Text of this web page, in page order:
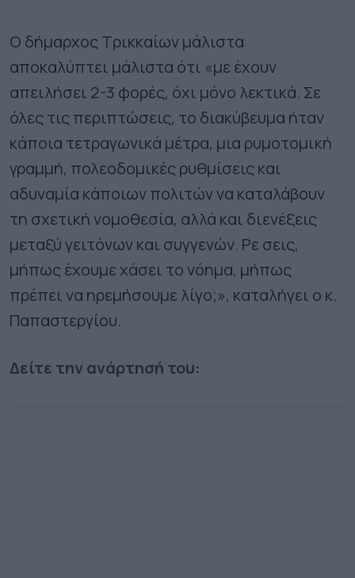
Ο δήμαρχος Τρικκαίων μάλιστα
αποκαλύπτει μάλιστα ότι «με έχουν
απειλήσει 2-3 φορές, όχι μόνο λεκτικά. Σε
όλες τις περιπτώσεις, το διακύβευμα ήταν
κάποια τετραγωνικά μέτρα, μια ρυμοτομική
γραμμή, πολεοδομικές ρυθμίσεις και
αδυναμία κάποιων πολιτών να καταλάβουν
τη σχετική νομοθεσία, αλλά και διενέξεις
μεταξύ γειτόνων και συγγενών. Ρε σεις,
μήπως έχουμε χάσει το νόημα, μήπως
πρέπει να ηρεμήσουμε λίγο;», καταλήγει ο κ.
Παπαστεργίου.
Δείτε την ανάρτησή του: